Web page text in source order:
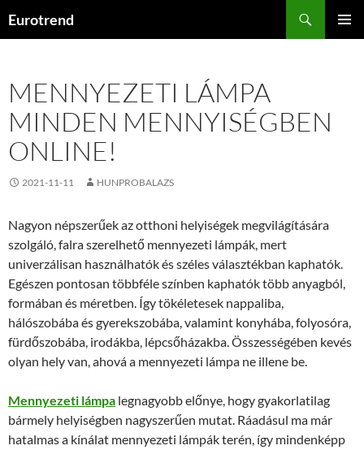
Eurotrend
MENNYEZETI LÁMPA
MINDEN MENNYISÉGBEN
ONLINE!
2021-11-11 HUNPROBALAZS
Nagyon népszerűek az otthoni helyiségek megvilágítására
szolgáló, falra szerelhető mennyezeti lámpák, mert
univerzálisan használhatók és széles választékban kaphatók.
Egészen pontosan többféle színben kaphatók több anyagból,
formában és méretben. Így tökéletesek nappaliba,
hálószobába és gyerekszobába, valamint konyhába, folyosóra,
fürdőszobába, irodákba, lépcsőházakba. Összességében kevés
olyan hely van, ahová a mennyezeti lámpa ne illene be.
Mennyezeti lámpa legnagyobb előnye, hogy gyakorlatilag
bármely helyiségben nagyszerűen mutat. Ráadásul ma már
hatalmas a kínálat mennyezeti lámpák terén, így mindenképp